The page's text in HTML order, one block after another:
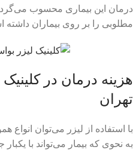
درمان این بیماری محسوب
مطلوبی را بر روی بیماران
هزینه درمان در
تهران
با استفاده از لیزر می‌توان انواع
به نحوی که بیمار می‌تواند با یکبار